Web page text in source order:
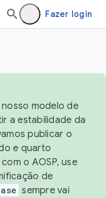
Fazer login
modelo de
a estabilidade da
publicar o
e quarto
o AOSP, use
de
sempre vai